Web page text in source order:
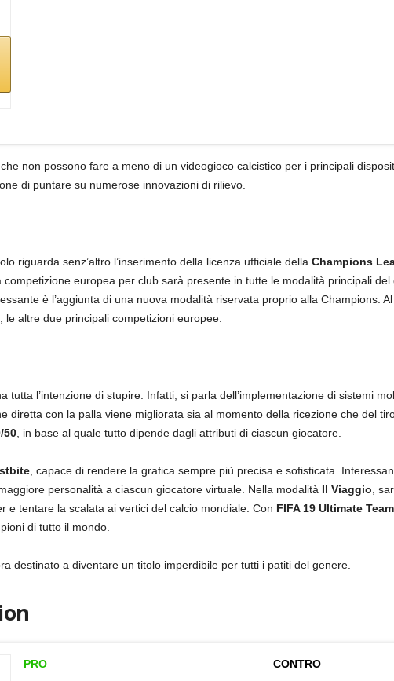
non possono fare a meno di un videogioco calcistico per i principali
di puntare su numerose innovazioni di rilievo.
riguarda senz’altro l’inserimento della licenza ufficiale della Champions
europea per club sarà presente in tutte le modalità principali
è l’aggiunta di una nuova modalità riservata proprio alla Champions.
, le altre due principali competizioni europee.
tutta l’intenzione di stupire. Infatti, si parla dell’implementazione di sistemi
diretta con la palla viene migliorata sia al momento della ricezione che del
50, in base al quale tutto dipende dagli attributi di ciascun giocatore.
, capace di rendere la grafica sempre più precisa e sofisticata.
personalità a ciascun giocatore virtuale. Nella modalità Il Viaggio ,
e tentare la scalata ai vertici del calcio mondiale. Con FIFA 19 Ultimate Team
di tutto il mondo.
destinato a diventare un titolo imperdibile per tutti i patiti del genere.
PRO CONTRO